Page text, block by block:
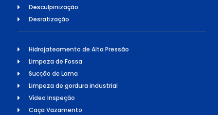
Desculpinização
Desratização
Hidrojateamento de Alta Pressão
Limpeza de Fossa
Sucção de Lama
Limpeza de gordura industrial
Vídeo Inspeção
Caça Vazamento